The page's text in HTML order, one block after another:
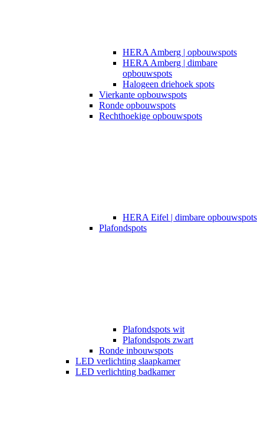
HERA Amberg | opbouwspots
HERA Amberg | dimbare
opbouwspots
Halogeen driehoek spots
Vierkante opbouwspots
Ronde opbouwspots
Rechthoekige opbouwspots
HERA Eifel | dimbare opbouwspots
Plafondspots
Plafondspots wit
Plafondspots zwart
Ronde inbouwspots
LED verlichting slaapkamer
LED verlichting badkamer